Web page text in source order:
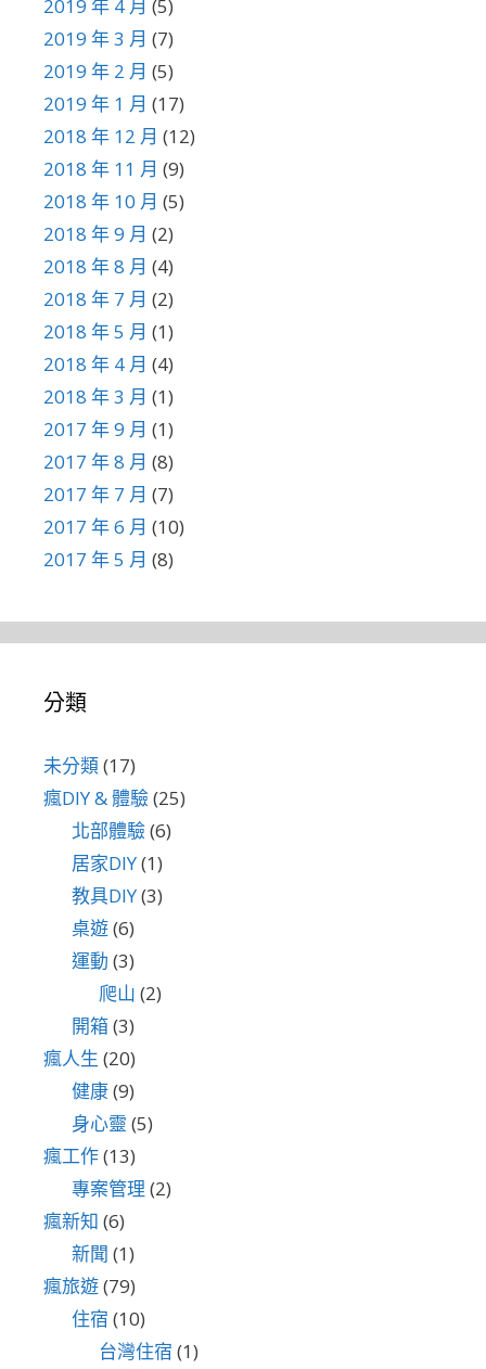
2019 年 4 月 (5)
2019 年 3 月 (7)
2019 年 2 月 (5)
2019 年 1 月 (17)
2018 年 12 月 (12)
2018 年 11 月 (9)
2018 年 10 月 (5)
2018 年 9 月 (2)
2018 年 8 月 (4)
2018 年 7 月 (2)
2018 年 5 月 (1)
2018 年 4 月 (4)
2018 年 3 月 (1)
2017 年 9 月 (1)
2017 年 8 月 (8)
2017 年 7 月 (7)
2017 年 6 月 (10)
2017 年 5 月 (8)
分類
未分類(17)
瘋DIY & 體驗(25)
北部體驗(6)
居家DIY(1)
教具DIY(3)
桌遊(6)
運動 (3)
爬山 (2)
開箱(3)
瘋人生 (20)
健康(9)
身心靈 (5)
瘋工作(13)
專案管理 (2)
瘋新知 (6)
新聞 (1)
瘋旅遊(79)
住宿 (10)
台灣住宿 (1)